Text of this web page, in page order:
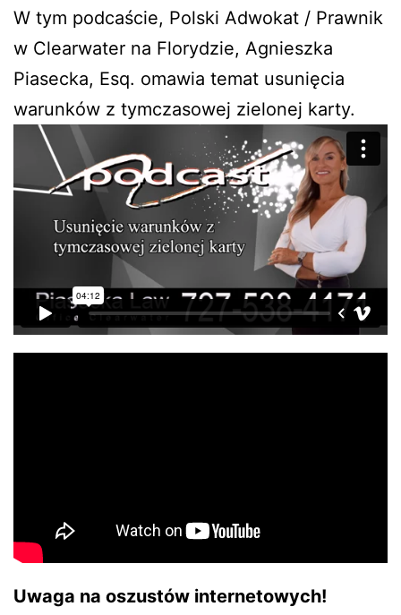
W tym podcaście, Polski Adwokat / Prawnik
w Clearwater na Florydzie, Agnieszka
Piasecka, Esq. omawia temat usunięcia
warunków z tymczasowej zielonej karty.
Uwaga na oszustów internetowych!